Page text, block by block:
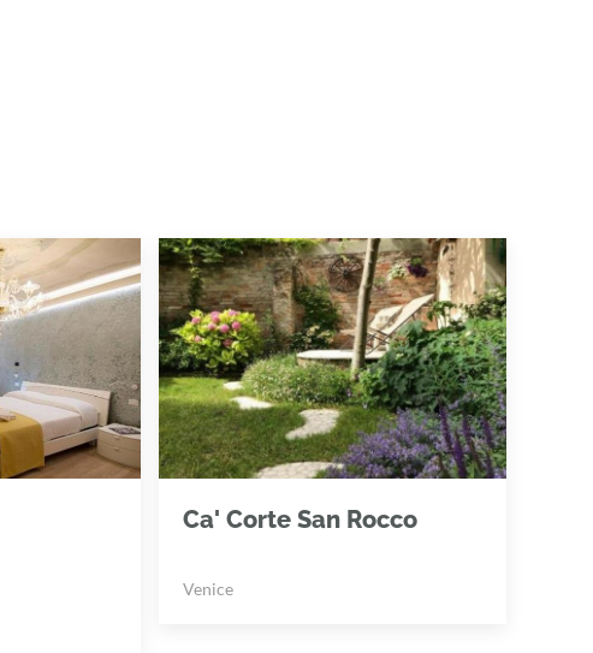
Ca' Corte San Rocco
Venice